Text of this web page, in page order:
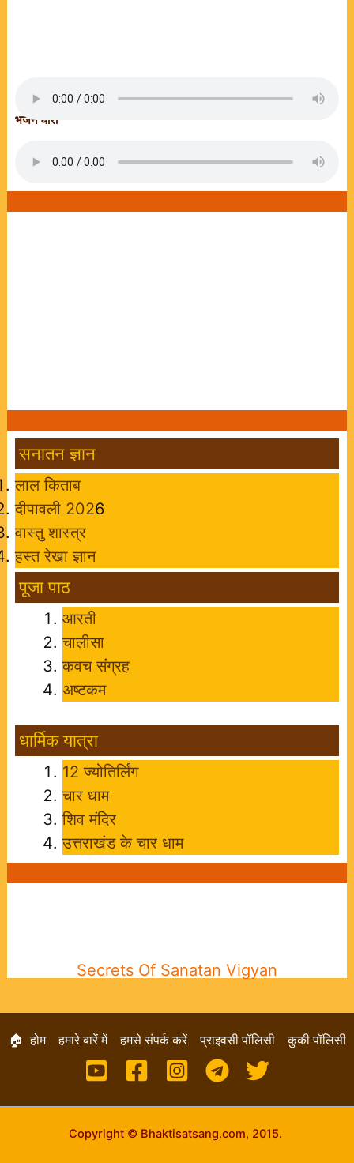
भजन धारा
सनातन ज्ञान
लाल किताब
दीपावली 2026
वास्तु शास्त्र
हस्त रेखा ज्ञान
पूजा पाठ
आरती
चालीसा
कवच संग्रह
अष्टकम
धार्मिक यात्रा
12 ज्योतिर्लिंग
चार धाम
शिव मंदिर
उत्तराखंड के चार धाम
Secrets Of Sanatan Vigyan
🏠 होमहमारे बारें मेंहमसे संपर्क करेंप्राइवसी पॉलिसीकुकी पॉलिसी
Copyright © Bhaktisatsang.com, 2015.